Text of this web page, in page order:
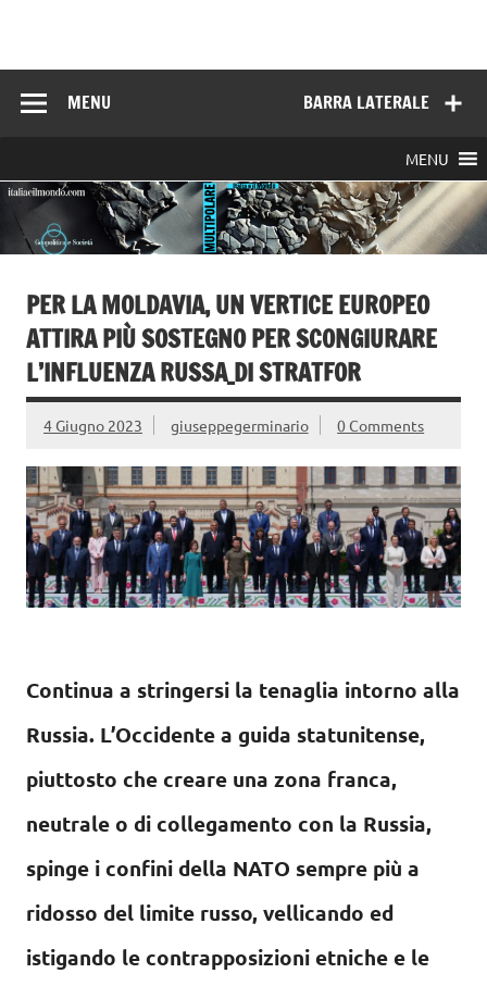
BARRA LATERALE
MENU
MENU
PER LA MOLDAVIA, UN VERTICE EUROPEO
ATTIRA PIÙ SOSTEGNO PER SCONGIURARE
L’INFLUENZA RUSSA_DI STRATFOR
4 Giugno 2023 giuseppegerminario 0 Comments
Continua a stringersi la tenaglia intorno alla
Russia. L’Occidente a guida statunitense,
piuttosto che creare una zona franca,
neutrale o di collegamento con la Russia,
spinge i confini della NATO sempre più a
ridosso del limite russo, vellicando ed
istigando le contrapposizioni etniche e le